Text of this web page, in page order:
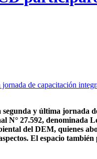
y última
N° 27.592,
del DEM, quienes
. El espacio